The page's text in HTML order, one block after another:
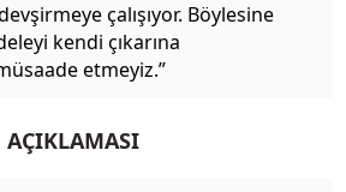
çalışıyor. Böylesine
kendi çıkarına
etmeyiz.”
AÇIKLAMASI